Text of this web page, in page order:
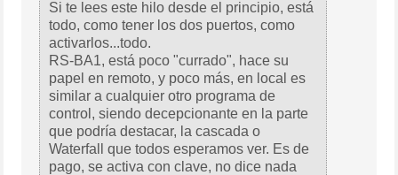
Si te lees este hilo desde el principio, está
todo, como tener los dos puertos, como
activarlos...todo.
RS-BA1, está poco "currado", hace su
papel en remoto, y poco más, en local es
similar a cualquier otro programa de
control, siendo decepcionante en la parte
que podría destacar, la cascada o
Waterfall que todos esperamos ver. Es de
pago, se activa con clave, no dice nada